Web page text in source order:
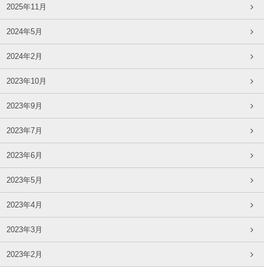
2025年11月
2024年5月
2024年2月
2023年10月
2023年9月
2023年7月
2023年6月
2023年5月
2023年4月
2023年3月
2023年2月